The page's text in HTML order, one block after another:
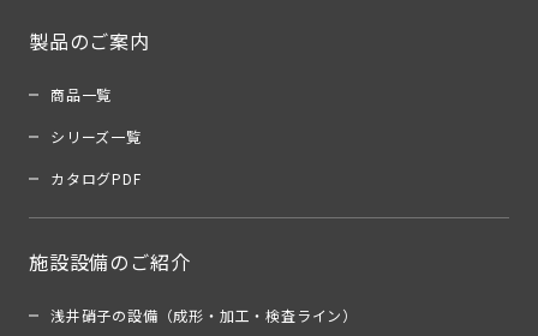
製品のご案内
商品一覧
シリーズ一覧
カタログPDF
施設設備のご紹介
浅井硝子の設備（成形・加工・検査ライン）